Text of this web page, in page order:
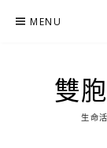
MENU
雙
生命